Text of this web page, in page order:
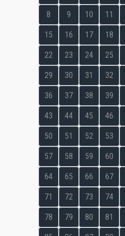
8 9 10 11
15 16 17 18
22 23 24 25
29 30 31 32
36 37 38 39
43 44 45 46
50 51 52 53
57 58 59 60
64 65 66 67
71 72 73 74
78 79 80 81